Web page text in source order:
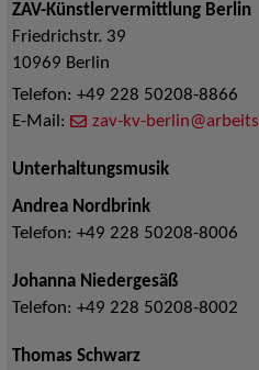
ZAV-Künstlervermittlung Berlin
Friedrichstr. 39
10969 Berlin
Telefon: +49 228 50208-8866
E-Mail:
zav-kv-
Unterhaltungsmusik
Andrea Nordbrink
Telefon: +49 228 50208-8006
Johanna Niedergesäß
Telefon: +49 228 50208-8002
Thomas Schwarz